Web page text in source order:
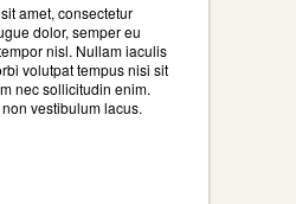
amet, consectetur
dolor, semper eu
nisl. Nullam iaculis
volutpat tempus nisi sit
nec sollicitudin enim.
vestibulum lacus.